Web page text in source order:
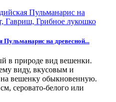
на древесной...
в природе вид вешенки.
виду, вкусовым и
вешенку обыкновенную.
серовато-белого или